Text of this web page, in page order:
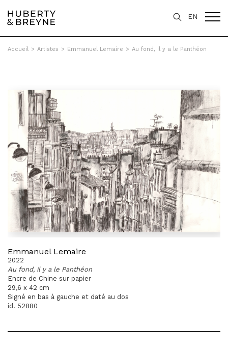
EN
Accueil > Artistes > Emmanuel Lemaire > Au fond, il y a le Panthéon
Emmanuel Lemaire
2022
Au fond, il y a le Panthéon
Encre de Chine sur papier
29,6 x 42 cm
Signé en bas à gauche et daté au dos
id. 52880